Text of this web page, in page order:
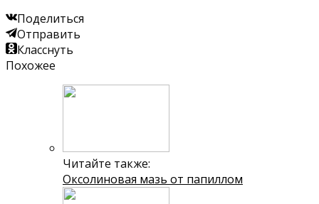
Поделиться
Отправить
Класснуть
Похожее
Читайте также:
Оксолиновая мазь от папиллом